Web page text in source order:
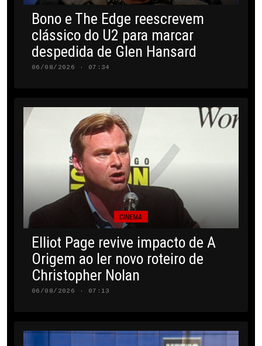
Bono e The Edge reescrevem
clássico do U2 para marcar
despedida de Glen Hansard
06/08/2026 · 07:34
CINEMA
Elliot Page revive impacto de A
Origem ao ler novo roteiro de
Christopher Nolan
06/08/2026 · 07:13